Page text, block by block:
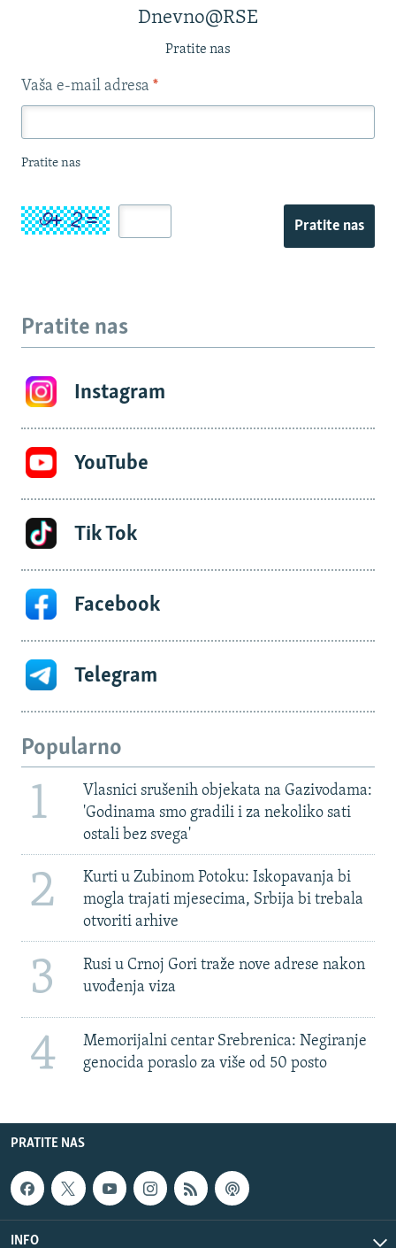
Dnevno@RSE
Pratite nas
Vaša e-mail adresa *
Pratite nas
Pratite nas
Pratite nas
Instagram
YouTube
Tik Tok
Facebook
Telegram
Popularno
1
Vlasnici srušenih objekata na Gazivodama:
'Godinama smo gradili i za nekoliko sati
ostali bez svega'
2
Kurti u Zubinom Potoku: Iskopavanja bi
mogla trajati mjesecima, Srbija bi trebala
otvoriti arhive
3
Rusi u Crnoj Gori traže nove adrese nakon
uvođenja viza
4
Memorijalni centar Srebrenica: Negiranje
genocida poraslo za više od 50 posto
PRATITE NAS
INFO